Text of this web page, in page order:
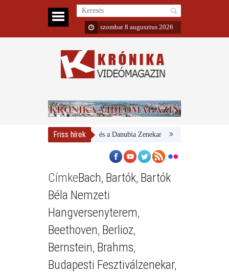
szombat 8 augusztus 2026
Friss hírek
Magyar Nemzeti Galéria és a Danubia Zenekar Bemutatta 2024/25-ös
CímkeBach, Bartók, Bartók
Béla Nemzeti
Hangversenyterem,
Beethoven, Berlioz,
Bernstein, Brahms,
Budapesti Fesztiválzenekar,